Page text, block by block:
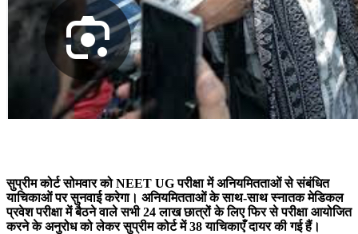
सुप्रीम कोर्ट सोमवार को NEET UG परीक्षा में अनियमितताओं से संबंधित
याचिकाओं पर सुनवाई करेगा। अनियमितताओं के साथ-साथ स्नातक मेडिकल
प्रवेश परीक्षा में बैठने वाले सभी 24 लाख छात्रों के लिए फिर से परीक्षा आयोजित
करने के अनुरोध को लेकर सुप्रीम कोर्ट में 38 याचिकाएँ दायर की गई हैं।